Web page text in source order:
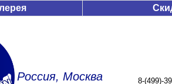
Россия, Москва 8-(499)-